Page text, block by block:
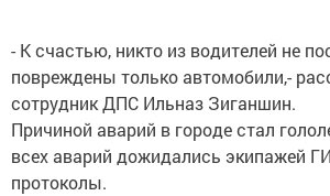
- К счастью, никто из водителей не
повреждены только автомобили,-
сотрудник ДПС Ильназ Зиганшин.
Причиной аварий в городе стал
всех аварий дожидались экипажей
протоколы.